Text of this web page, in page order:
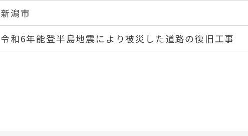
新潟市
令和6年能登半島地震により被災した道路の復旧工事